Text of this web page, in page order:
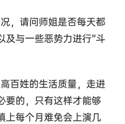
，请问师姐是否每天都
及与一些恶势力进行“斗
百姓的生活质量，走进
要的，只有这样才能够
上每个月难免会上演几